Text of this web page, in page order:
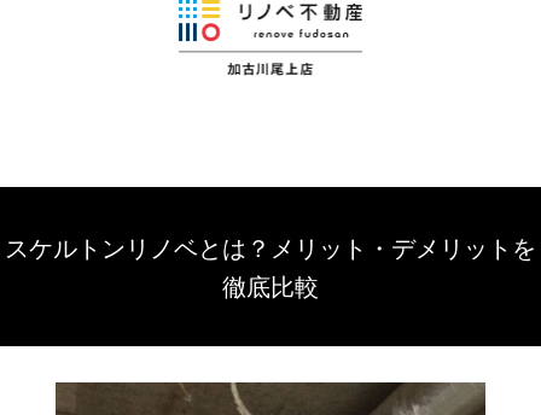
スケルトンリノベとは？メリット・デメリットを
徹底比較